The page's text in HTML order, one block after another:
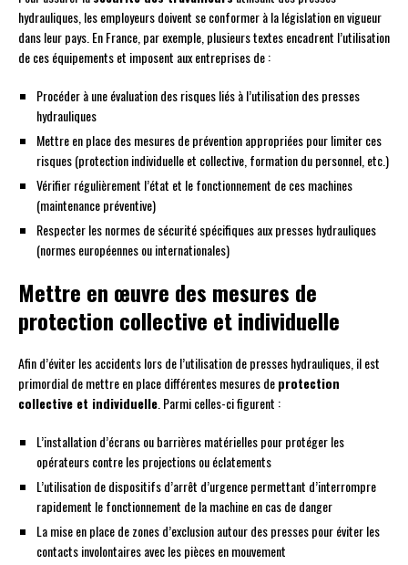
hydrauliques, les employeurs doivent se conformer à la législation en vigueur
dans leur pays. En France, par exemple, plusieurs textes encadrent l’utilisation
de ces équipements et imposent aux entreprises de :
Procéder à une évaluation des risques liés à l’utilisation des presses
hydrauliques
Mettre en place des mesures de prévention appropriées pour limiter ces
risques (protection individuelle et collective, formation du personnel, etc.)
Vérifier régulièrement l’état et le fonctionnement de ces machines
(maintenance préventive)
Respecter les normes de sécurité spécifiques aux presses hydrauliques
(normes européennes ou internationales)
Mettre en œuvre des mesures de
protection collective et individuelle
Afin d’éviter les accidents lors de l’utilisation de presses hydrauliques, il est
primordial de mettre en place différentes mesures deprotection
collective et individuelle . Parmi celles-ci figurent :
L’installation d’écrans ou barrières matérielles pour protéger les
opérateurs contre les projections ou éclatements
L’utilisation de dispositifs d’arrêt d’urgence permettant d’interrompre
rapidement le fonctionnement de la machine en cas de danger
La mise en place de zones d’exclusion autour des presses pour éviter les
contacts involontaires avec les pièces en mouvement